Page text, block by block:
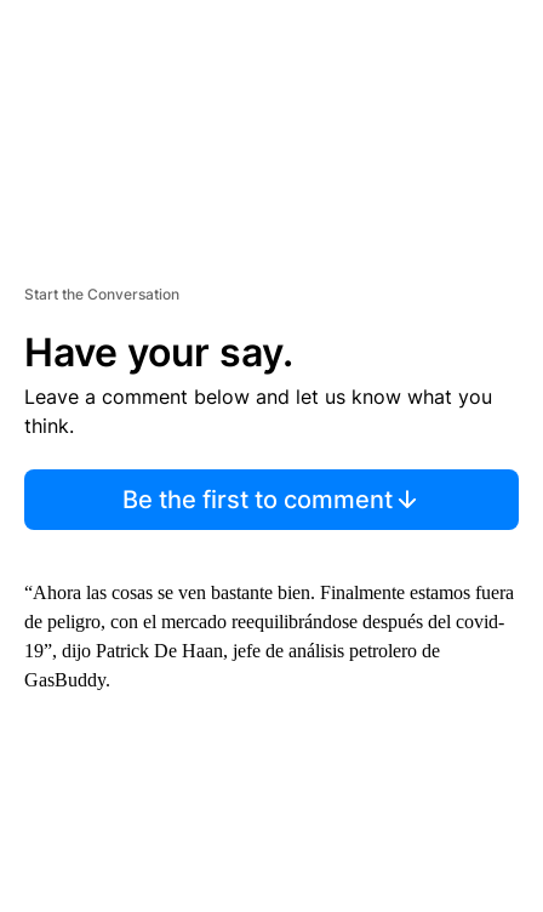
Start the Conversation
Have your say.
Leave a comment below and let us know what you
think.
Be the first to comment
“Ahora las cosas se ven bastante bien. Finalmente estamos fuera
de peligro, con el mercado reequilibrándose después del covid-
19”, dijo Patrick De Haan, jefe de análisis petrolero de
GasBuddy.